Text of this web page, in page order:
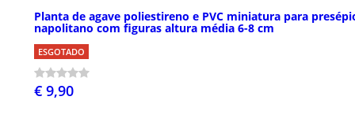
Planta de agave poliestireno e PVC miniatura para
napolitano com figuras altura média 6-8 cm
ESGOTADO
€ 9,90